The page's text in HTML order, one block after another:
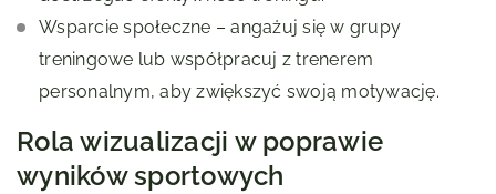
Wsparcie społeczne – angażuj się w grupy
treningowe lub współpracuj z trenerem
personalnym, aby zwiększyć swoją motywację.
Rola wizualizacji w poprawie
wyników sportowych